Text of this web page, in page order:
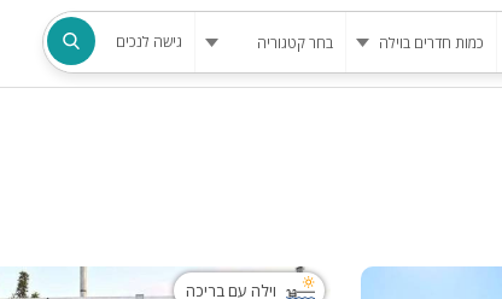
גישה לנכים
פינת מנגל
וילה עם בריכה